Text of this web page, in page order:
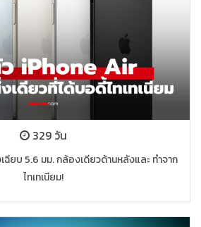
329 วัน
ฉียบ 5.6 มม. กล้องเดียวด้านหลังและ ทำจาก
ไทเทเนียม!